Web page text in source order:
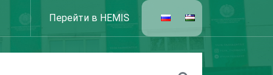
Перейти в HEMIS